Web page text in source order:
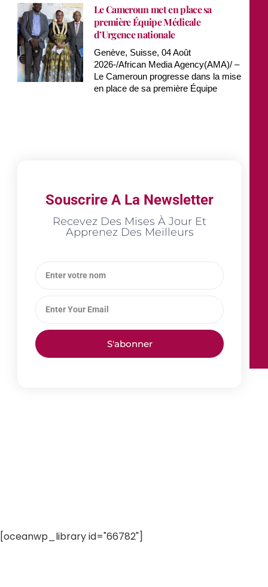
Le Cameroun met en place sa
première Équipe Médicale
d’Urgence nationale
Genève, Suisse, 04 Août
2026-/African Media Agency(AMA)/ –
Le Cameroun progresse dans la mise
en place de sa première Équipe
Souscrire A La Newsletter
Recevez Des Mises À Jour Et
Apprenez Des Meilleurs
S'abonner
[oceanwp_library id="66782"]